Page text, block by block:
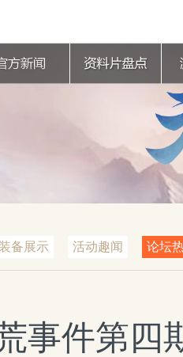
装备展示 活动趣闻 论坛
事件第四